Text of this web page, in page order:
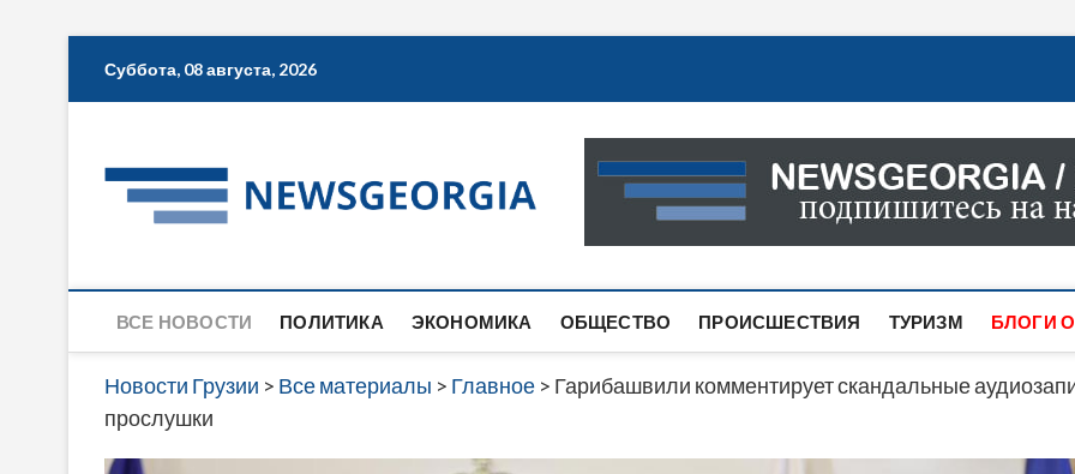
Суббота, 08 августа, 2026
Новости Грузии
САМАЯ АКТУАЛЬНАЯ ИНФОРМАЦИЯ О СОБЫТИЯХ
САЙТЕ ВЫ НАЙДЕТЕ НОВОСТИ ПОЛИТИКИ,
ВСЕ НОВОСТИ ПОЛИТИКА ЭКОНОМИКА ОБЩЕСТВО ПРОИСШЕСТВИЯ ТУРИЗМ БЛОГИ
Новости Грузии > Все материалы > Главное > Гарибашвили комментирует скандальные
прослушки